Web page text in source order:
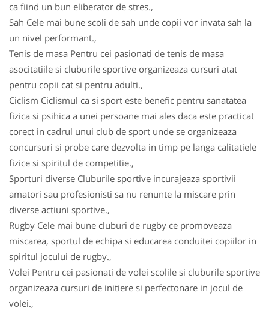
ca fiind un bun eliberator de stres.,
Sah Cele mai bune scoli de sah unde copii vor invata sah la
un nivel performant.,
Tenis de masa Pentru cei pasionati de tenis de masa
asocitatiile si cluburile sportive organizeaza cursuri atat
pentru copii cat si pentru adulti.,
Ciclism Ciclismul ca si sport este benefic pentru sanatatea
fizica si psihica a unei persoane mai ales daca este practicat
corect in cadrul unui club de sport unde se organizeaza
concursuri si probe care dezvolta in timp pe langa calitatiele
fizice si spiritul de competitie.,
Sporturi diverse Cluburile sportive incurajeaza sportivii
amatori sau profesionisti sa nu renunte la miscare prin
diverse actiuni sportive.,
Rugby Cele mai bune cluburi de rugby ce promoveaza
miscarea, sportul de echipa si educarea conduitei copiilor in
spiritul jocului de rugby.,
Volei Pentru cei pasionati de volei scolile si cluburile sportive
organizeaza cursuri de initiere si perfectonare in jocul de
volei.,